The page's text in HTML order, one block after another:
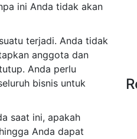
ini Anda tidak akan
terjadi. Anda tidak
anggota dan
Anda perlu
bisnis untuk
saat ini, apakah
Anda dapat